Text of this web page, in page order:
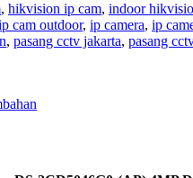
, hikvision ip cam, indoor
cam outdoor, ip camera, ip
, pasang cctv jakarta, pasang